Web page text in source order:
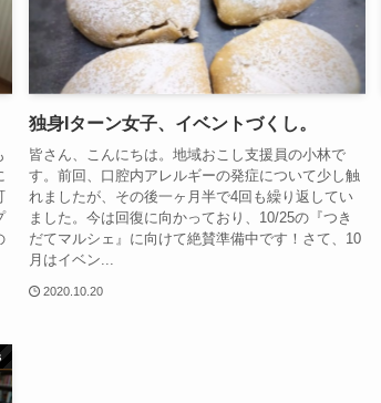
独身Iターン女子、イベントづくし。
皆さん、こんにちは。地域おこし支援員の小林で
す。前回、口腔内アレルギーの発症について少し触
れましたが、その後一ヶ月半で4回も繰り返してい
ました。今は回復に向かっており、10/25の『つき
だてマルシェ』に向けて絶賛準備中です！さて、10
月はイベン...
2020.10.20